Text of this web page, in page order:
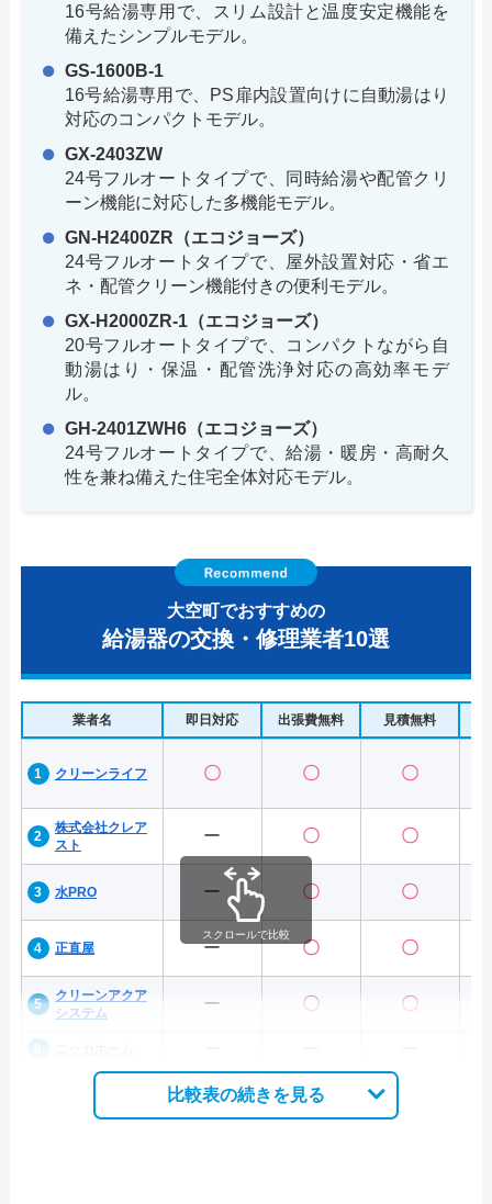
16号給湯専用で、スリム設計と温度安定機能を
備えたシンプルモデル。
GS-1600B-1
16号給湯専用で、PS扉内設置向けに自動湯はり
対応のコンパクトモデル。
GX-2403ZW
24号フルオートタイプで、同時給湯や配管クリ
ーン機能に対応した多機能モデル。
GN-H2400ZR（エコジョーズ）
24号フルオートタイプで、屋外設置対応・省エ
ネ・配管クリーン機能付きの便利モデル。
GX-H2000ZR-1（エコジョーズ）
20号フルオートタイプで、コンパクトながら自
動湯はり・保温・配管洗浄対応の高効率モデ
ル。
GH-2401ZWH6（エコジョーズ）
24号フルオートタイプで、給湯・暖房・高耐久
性を兼ね備えた住宅全体対応モデル。
大空町でおすすめの
給湯器の交換・修理業者10選
業者名 即日対応 出張費無料 見積無料
クリーンライフ 〇 〇 〇
株式会社クレア
スト
ー 〇 〇
水PRO ー 〇 〇
正直屋 ー 〇 〇
クリーンアクア
システム
ー 〇 〇
スクロールで比較
比較表の続きを見る